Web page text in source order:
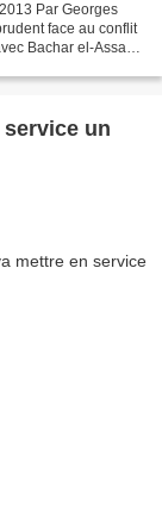
Par Georges
face au conflit
Bachar el-Assad,
un